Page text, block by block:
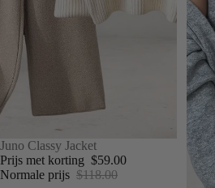
UITVERKOOP
Juno Classy Jacket
Prijs met korting $59.00
Normale prijs $118.00